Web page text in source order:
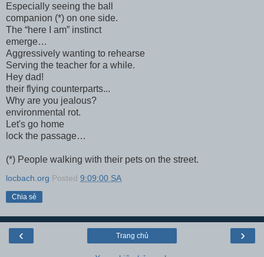
Especially seeing the ball
companion (*) on one side.
The “here I am” instinct
emerge…
Aggressively wanting to rehearse
Serving the teacher for a while.
Hey dad!
their flying counterparts...
Why are you jealous?
environmental rot.
Let's go home
lock the passage…
(*) People walking with their pets on the street.
locbach.org Posted 9:09:00 SA
Chia sẻ
‹ ›
Trang chủ